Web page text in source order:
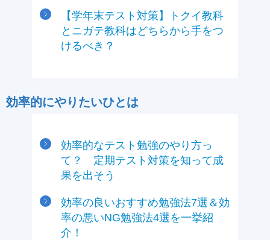
【学年末テスト対策】トクイ教科
とニガテ教科はどちらから手をつ
けるべき？
効率的にやりたいひとは
効率的なテスト勉強のやり方っ
て？ 定期テスト対策を知って成
果を出そう
効率の良いおすすめ勉強法7選＆効
率の悪いNG勉強法4選を一挙紹
介！